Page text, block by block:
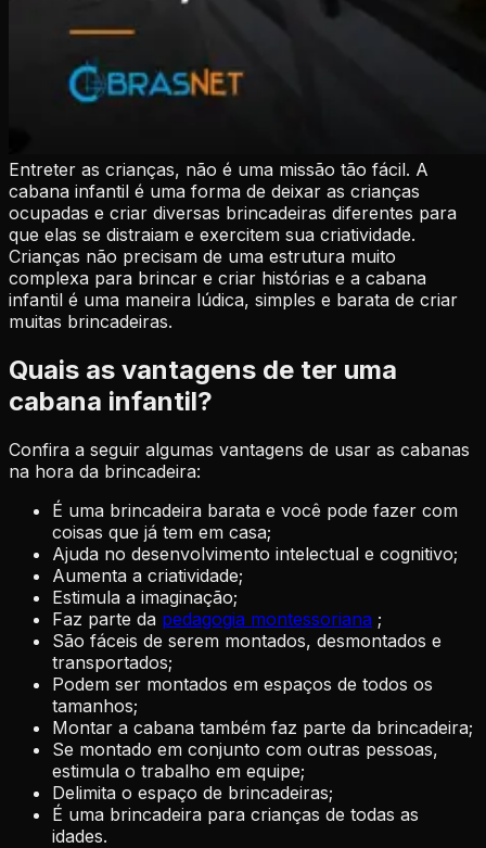
Entreter as crianças, não é uma missão tão fácil. A
cabana infantil é uma forma de deixar as crianças
ocupadas e criar diversas brincadeiras diferentes para
que elas se distraiam e exercitem sua criatividade.
Crianças não precisam de uma estrutura muito
complexa para brincar e criar histórias e a cabana
infantil é uma maneira lúdica, simples e barata de criar
muitas brincadeiras.
Quais as vantagens de ter uma
cabana infantil?
Confira a seguir algumas vantagens de usar as cabanas
na hora da brincadeira:
É uma brincadeira barata e você pode fazer com
coisas que já tem em casa;
Ajuda no desenvolvimento intelectual e cognitivo;
Aumenta a criatividade;
Estimula a imaginação;
Faz parte da pedagogia montessoriana ;
São fáceis de serem montados, desmontados e
transportados;
Podem ser montados em espaços de todos os
tamanhos;
Montar a cabana também faz parte da brincadeira;
Se montado em conjunto com outras pessoas,
estimula o trabalho em equipe;
Delimita o espaço de brincadeiras;
É uma brincadeira para crianças de todas as
idades.